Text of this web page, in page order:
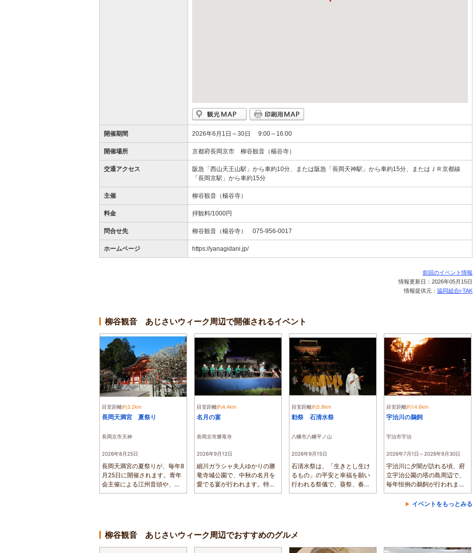
開催期間 2026年6月1日～30日 9:00～16:00
開催場所 京都府長岡京市 柳谷観音（楊谷寺）
交通アクセス
阪急「西山天王山駅」から車約10分、または阪急「長岡天神駅」から車約15分、またはＪＲ京都線
「長岡京駅」から車約15分
主催 柳谷観音（楊谷寺）
料金 拝観料/1000円
問合せ先 柳谷観音（楊谷寺） 075-956-0017
ホームページ https://yanagidani.jp/
前回のイベント情報
情報更新日：2026年05月15日
情報提供元： 協同組合i-TAK
柳谷観音 あじさいウィーク周辺で開催されるイベント
目安距離約3.2km
長岡天満宮 夏祭り
長岡京市天神
2026年8月25日
長岡天満宮の夏祭りが、毎年8
月25日に開催されます。青年
会主催による江州音頭や、各
種催しが行...
目安距離約4.4km
名月の宴
長岡京市勝竜寺
2026年9月12日
細川ガラシャ夫人ゆかりの勝
竜寺城公園で、中秋の名月を
愛でる宴が行われます。特設
舞台で、大正...
目安距離約5.8km
勅祭 石清水祭
八幡市八幡平ノ山
2026年9月15日
石清水祭は、「生きとし生け
るもの」の平安と幸福を願い
行われる祭儀で、葵祭、春日
祭とともに三...
目安距離約14.6km
宇治川の鵜飼
宇治市宇治
2026年7月1日～2026年9月30日
宇治川に夕闇が訪れる頃、府
立宇治公園の塔の島周辺で、
毎年恒例の鵜飼が行われま
す。平安時代に...
イベントをもっとみる
柳谷観音 あじさいウィーク周辺でおすすめのグルメ